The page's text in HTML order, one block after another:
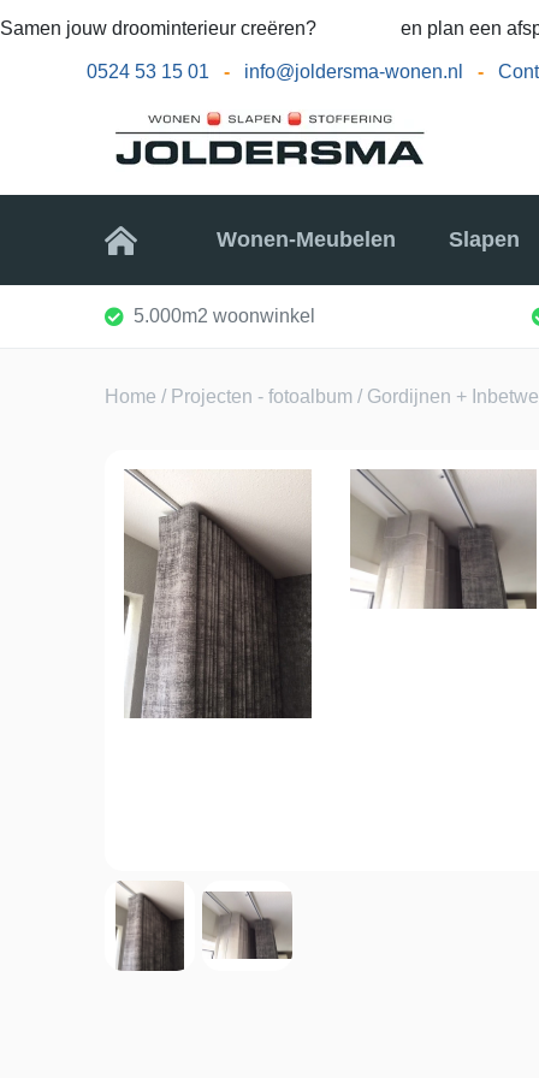
Samen jouw droominterieur creëren? en plan een
0524 53 15 01 - info@joldersma-wonen.nl -
Home Wonen-Meubelen Slapen
5.000m2 woonwinkel
Home / Projecten - fotoalbum / Gordijnen +